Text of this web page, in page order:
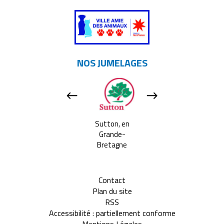
NOS JUMELAGES
Sutton, en
Grande-
Bretagne
Contact
Plan du site
RSS
Accessibilité : partiellement conforme